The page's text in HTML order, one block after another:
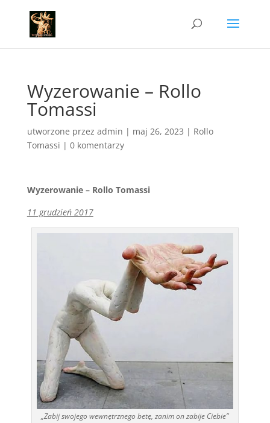
Wyzerowanie – Rollo
Tomassi
utworzone przez admin | maj 26, 2023 | Rollo
Tomassi | 0 komentarzy
Wyzerowanie – Rollo Tomassi
11 grudzień 2017
„Zabij swojego wewnętrznego betę, zanim on zabije Ciebie”